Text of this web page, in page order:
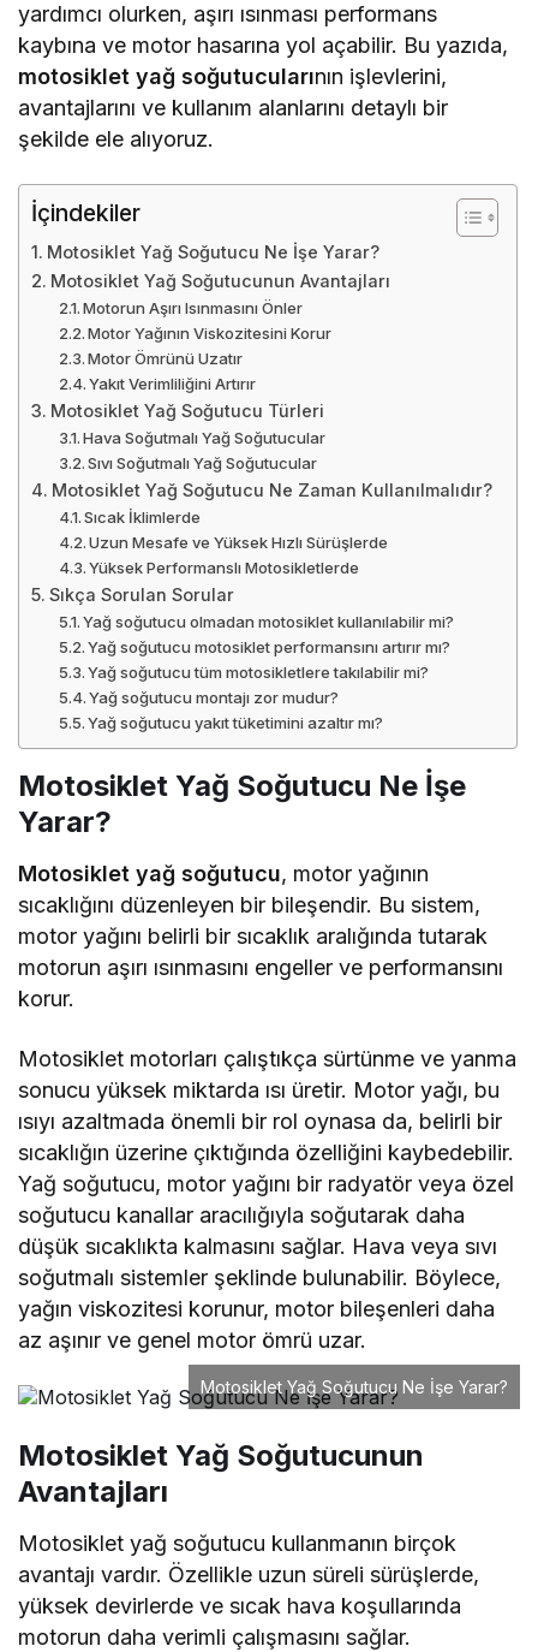
yardımcı olurken, aşırı ısınması performans
kaybına ve motor hasarına yol açabilir. Bu yazıda,
motosiklet yağ soğutucularının işlevlerini,
avantajlarını ve kullanım alanlarını detaylı bir
şekilde ele alıyoruz.
İçindekiler
Motosiklet Yağ Soğutucu Ne İşe Yarar?
Motosiklet Yağ Soğutucunun Avantajları
Motorun Aşırı Isınmasını Önler
Motor Yağının Viskozitesini Korur
Motor Ömrünü Uzatır
Yakıt Verimliliğini Artırır
Motosiklet Yağ Soğutucu Türleri
Hava Soğutmalı Yağ Soğutucular
Sıvı Soğutmalı Yağ Soğutucular
Motosiklet Yağ Soğutucu Ne Zaman Kullanılmalıdır?
Sıcak İklimlerde
Uzun Mesafe ve Yüksek Hızlı Sürüşlerde
Yüksek Performanslı Motosikletlerde
Sıkça Sorulan Sorular
Yağ soğutucu olmadan motosiklet kullanılabilir mi?
Yağ soğutucu motosiklet performansını artırır mı?
Yağ soğutucu tüm motosikletlere takılabilir mi?
Yağ soğutucu montajı zor mudur?
Yağ soğutucu yakıt tüketimini azaltır mı?
Motosiklet Yağ Soğutucu Ne İşe
Yarar?
Motosiklet yağ soğutucu, motor yağının
sıcaklığını düzenleyen bir bileşendir. Bu sistem,
motor yağını belirli bir sıcaklık aralığında tutarak
motorun aşırı ısınmasını engeller ve performansını
korur.
Motosiklet motorları çalıştıkça sürtünme ve yanma
sonucu yüksek miktarda ısı üretir. Motor yağı, bu
ısıyı azaltmada önemli bir rol oynasa da, belirli bir
sıcaklığın üzerine çıktığında özelliğini kaybedebilir.
Yağ soğutucu, motor yağını bir radyatör veya özel
soğutucu kanallar aracılığıyla soğutarak daha
düşük sıcaklıkta kalmasını sağlar. Hava veya sıvı
soğutmalı sistemler şeklinde bulunabilir. Böylece,
yağın viskozitesi korunur, motor bileşenleri daha
az aşınır ve genel motor ömrü uzar.
Motosiklet Yağ Soğutucu Ne İşe Yarar?
Motosiklet Yağ Soğutucunun
Avantajları
Motosiklet yağ soğutucu kullanmanın birçok
avantajı vardır. Özellikle uzun süreli sürüşlerde,
yüksek devirlerde ve sıcak hava koşullarında
motorun daha verimli çalışmasını sağlar.